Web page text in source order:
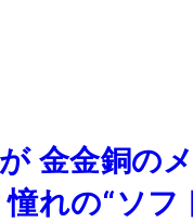
金金銅の
れの“ソフ